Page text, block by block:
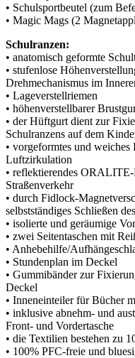
• Schulsportbeutel (zum
• Magic Mags (2
Schulranzen:
• anatomisch geformte
• stufenlose
Drehmechanismus im
• Lageverstellriemen
• höhenverstellbarer
• der Hüftgurt dient zur
Schulranzens auf dem
• vorgeformtes und
Luftzirkulation
• reflektierendes
Straßenverkehr
• durch Fidlock-
selbstständiges Schließen
• isolierte und geräumige
• zwei Seitentaschen mit
• Anhebehilfe/
• Stundenplan im Deckel
• Gummibänder zur
Deckel
• Inneneinteiler für Bücher
• inklusive abnehm- und
Front- und Vordertasche
• die Textilien bestehen zu
• 100% PFC-freie und